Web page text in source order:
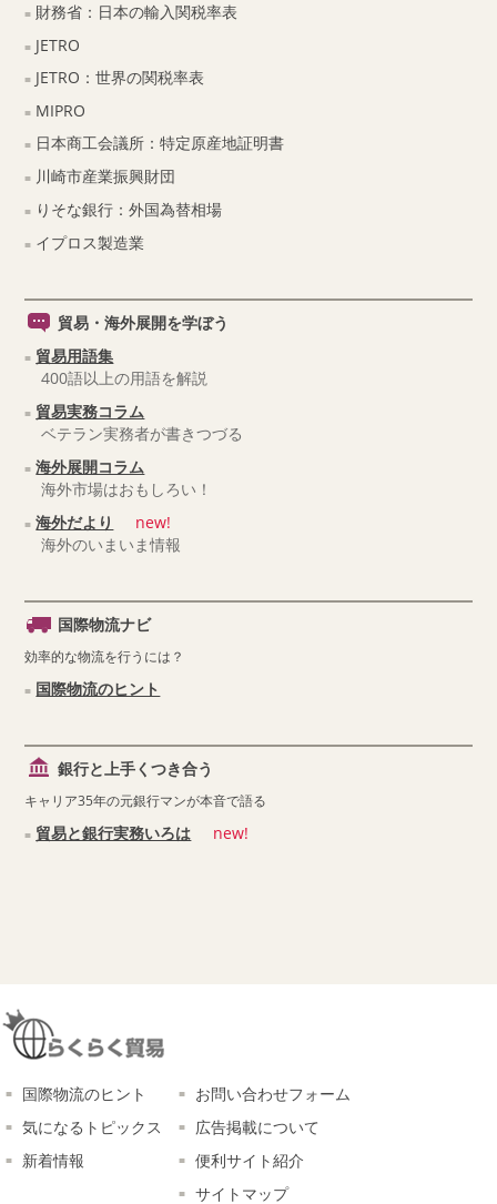
財務省：日本の輸入関税率表
JETRO
JETRO：世界の関税率表
MIPRO
日本商工会議所：特定原産地証明書
川崎市産業振興財団
りそな銀行：外国為替相場
イプロス製造業
貿易・海外展開を学ぼう
貿易用語集
400語以上の用語を解説
貿易実務コラム
ベテラン実務者が書きつづる
海外展開コラム
海外市場はおもしろい！
海外だより
new!
海外のいまいま情報
国際物流ナビ
効率的な物流を行うには？
国際物流のヒント
銀行と上手くつき合う
キャリア35年の元銀行マンが本音で語る
貿易と銀行実務いろは new!
国際物流のヒント
気になるトピックス
新着情報
お問い合わせフォーム
広告掲載について
便利サイト紹介
サイトマップ